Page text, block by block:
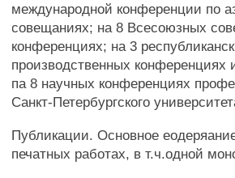
международной конференции по
совещаниях; на 8 Всесоюзных
конференциях; на 3
производственных
па 8 научных конференциях
Санкт-Петербургского
Публикации. Основное
печатных работах, в т.ч.одной